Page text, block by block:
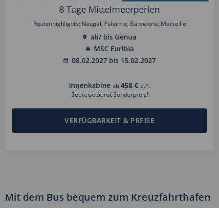
8 Tage Mittelmeerperlen
Routenhighlights: Neapel, Palermo, Barcelona, Marseille
ab/ bis Genua
MSC Euribia
08.02.2027 bis 15.02.2027
Innenkabine ab 458 € p.P.
Seereisedienst Sonderpreis!
VERFÜGBARKEIT & PREISE
Mit dem Bus bequem zum Kreuzfahrthafen